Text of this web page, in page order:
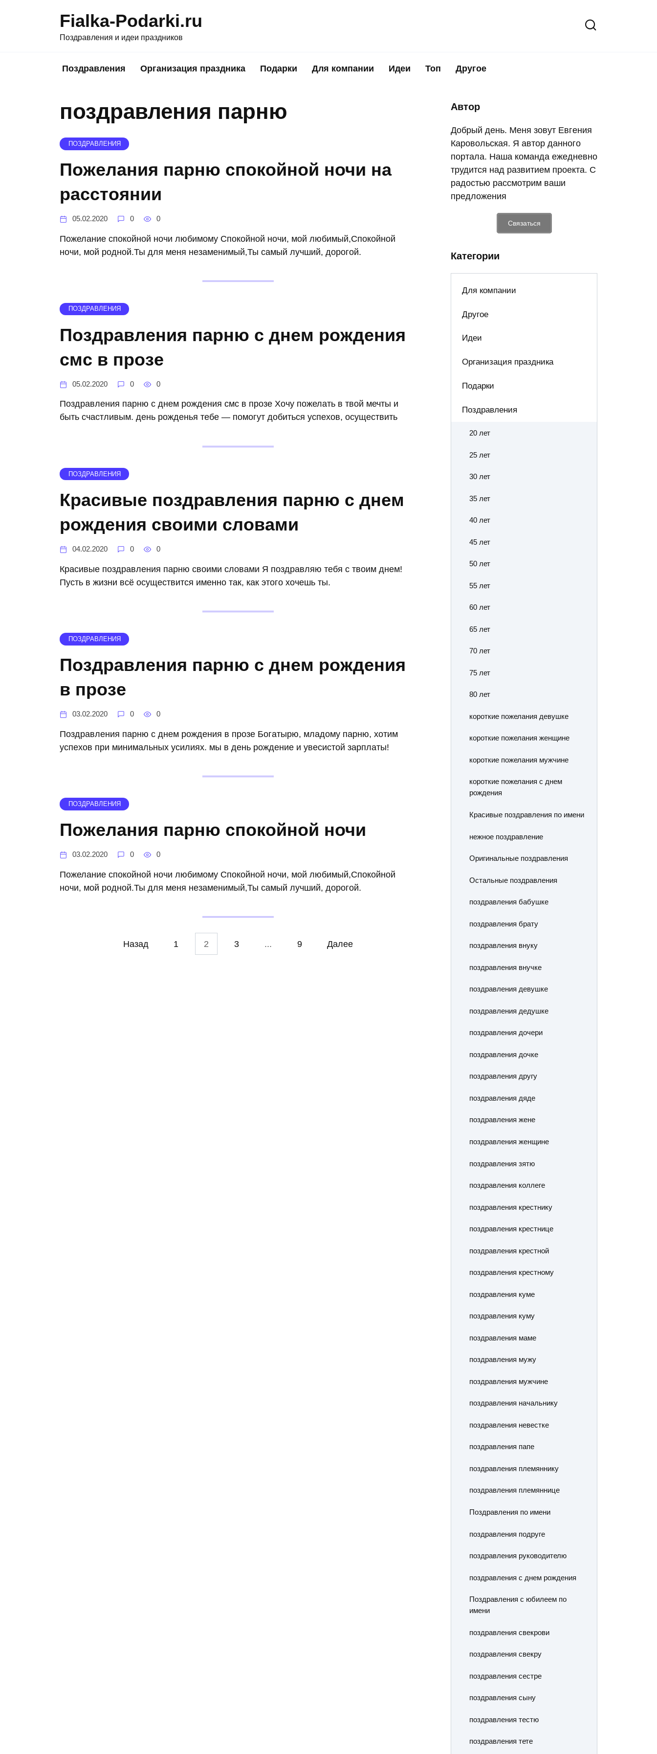
Fialka-Podarki.ru
Поздравления и идеи праздников
Поздравления Организация праздника Подарки Для компании Идеи Топ Другое
поздравления парню
ПОЗДРАВЛЕНИЯ
Пожелания парню спокойной ночи на
расстоянии
05.02.2020 0 0
Пожелание спокойной ночи любимому Спокойной ночи, мой любимый,Спокойной
ночи, мой родной.Ты для меня незаменимый,Ты самый лучший, дорогой.
ПОЗДРАВЛЕНИЯ
Поздравления парню с днем рождения
смс в прозе
05.02.2020 0 0
Поздравления парню с днем рождения смс в прозе Хочу пожелать в твой мечты и
быть счастливым. день рожденья тебе — помогут добиться успехов, осуществить
ПОЗДРАВЛЕНИЯ
Красивые поздравления парню с днем
рождения своими словами
04.02.2020 0 0
Красивые поздравления парню своими словами Я поздравляю тебя с твоим днем!
Пусть в жизни всё осуществится именно так, как этого хочешь ты.
ПОЗДРАВЛЕНИЯ
Поздравления парню с днем рождения
в прозе
03.02.2020 0 0
Поздравления парню с днем рождения в прозе Богатырю, младому парню, хотим
успехов при минимальных усилиях. мы в день рождение и увесистой зарплаты!
ПОЗДРАВЛЕНИЯ
Пожелания парню спокойной ночи
03.02.2020 0 0
Пожелание спокойной ночи любимому Спокойной ночи, мой любимый,Спокойной
ночи, мой родной.Ты для меня незаменимый,Ты самый лучший, дорогой.
Назад 1 2 3 ... 9 Далее
Автор
Добрый день. Меня зовут Евгения
Каровольская. Я автор данного
портала. Наша команда ежедневно
трудится над развитием проекта. С
радостью рассмотрим ваши
предложения
Связаться
Категории
Для компании
Другое
Идеи
Организация праздника
Подарки
Поздравления
20 лет
25 лет
30 лет
35 лет
40 лет
45 лет
50 лет
55 лет
60 лет
65 лет
70 лет
75 лет
80 лет
короткие пожелания девушке
короткие пожелания женщине
короткие пожелания мужчине
короткие пожелания с днем
рождения
Красивые поздравления по имени
нежное поздравление
Оригинальные поздравления
Остальные поздравления
поздравления бабушке
поздравления брату
поздравления внуку
поздравления внучке
поздравления девушке
поздравления дедушке
поздравления дочери
поздравления дочке
поздравления другу
поздравления дяде
поздравления жене
поздравления женщине
поздравления зятю
поздравления коллеге
поздравления крестнику
поздравления крестнице
поздравления крестной
поздравления крестному
поздравления куме
поздравления куму
поздравления маме
поздравления мужу
поздравления мужчине
поздравления начальнику
поздравления невестке
поздравления папе
поздравления племяннику
поздравления племяннице
Поздравления по имени
поздравления подруге
поздравления руководителю
поздравления с днем рождения
Поздравления с юбилеем по
имени
поздравления свекрови
поздравления свекру
поздравления сестре
поздравления сыну
поздравления тестю
поздравления тете